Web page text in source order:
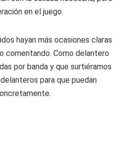
en el juego.
hayan más ocasiones claras
comentando. Como delantero
por banda y que surtiéramos
para que puedan